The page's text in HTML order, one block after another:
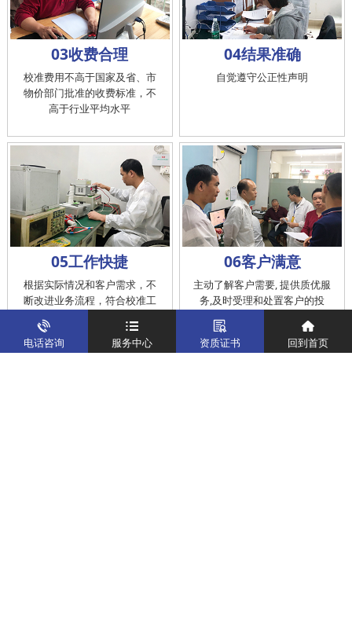
03收费合理
校准费用不高于国家及省、市
物价部门批准的收费标准，不
高于行业平均水平
04结果准确
自觉遵守公正性声明
05工作快捷
根据实际情况和客户需求，不
断改进业务流程，符合校准工
作在服务的时间标准内完成
06客户满意
主动了解客户需要, 提供质优服
务,及时受理和处置客户的投
诉，提供快捷、方便的后续服
电话咨询 服务中心 资质证书 回到首页